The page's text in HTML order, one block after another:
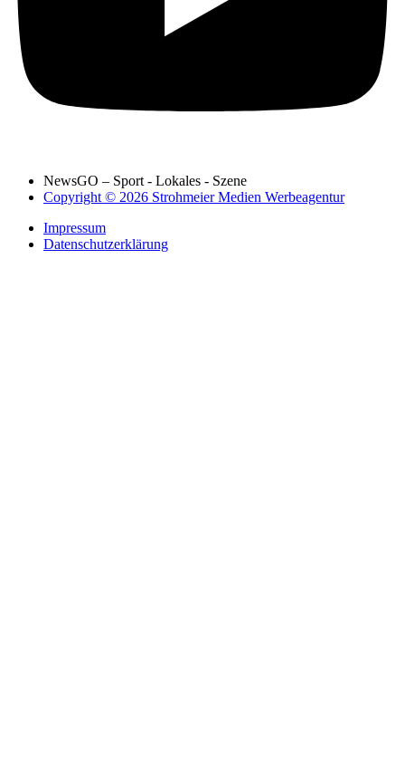
NewsGO – Sport - Lokales - Szene
Copyright © 2026 Strohmeier Medien Werbeagentur
Impressum
Datenschutzerklärung